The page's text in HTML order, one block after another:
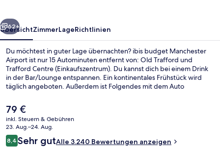
Weiter
62+
ÜbersichtZimmerLageRichtlinien
Du möchtest in guter Lage übernachten? ibis budget Manchester
Airport ist nur 15 Autominuten entfernt von: Old Trafford und
Trafford Centre (Einkaufszentrum). Du kannst dich bei einem Drink
in der Bar/Lounge entspannen. Ein kontinentales Frühstück wird
täglich angeboten. Außerdem ist Folgendes mit dem Auto
Manchester. Andere Reisende lieben das hilfsbereite Personal und
die Nähe zum Flughafen.
Der
aktuelle
Preis
beträgt
79 €.
79 €
inkl. Steuern & Gebühren
23. Aug.–24. Aug.
Bewertungen
8,48,4 von 10.
Sehr gutAlle 3.240 Bewertungen anzeigen